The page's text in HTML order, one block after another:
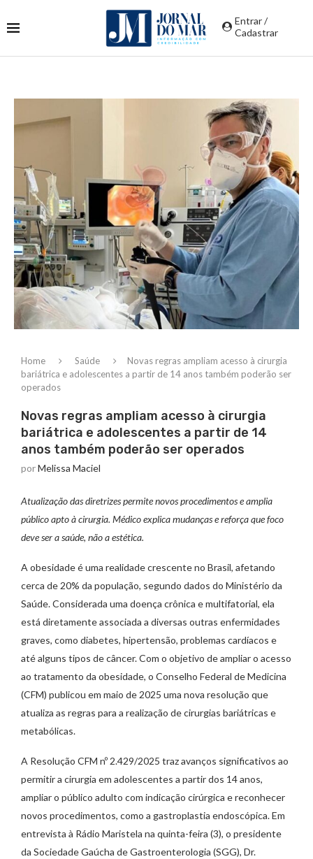
Entrar /
Cadastrar
Home Saúde
Novas regras ampliam acesso à cirurgia
bariátrica e adolescentes a partir de 14 anos também poderão ser
operados
Novas regras ampliam acesso à cirurgia
bariátrica e adolescentes a partir de 14
anos também poderão ser operados
porMelissa Maciel
Atualização das diretrizes permite novos procedimentos e amplia
público apto à cirurgia. Médico explica mudanças e reforça que foco
deve ser a saúde, não a estética.
A obesidade é uma realidade crescente no Brasil, afetando
cerca de 20% da população, segundo dados do Ministério da
Saúde. Considerada uma doença crônica e multifatorial, ela
está diretamente associada a diversas outras enfermidades
graves, como diabetes, hipertensão, problemas cardíacos e
até alguns tipos de câncer. Com o objetivo de ampliar o acesso
ao tratamento da obesidade, o Conselho Federal de Medicina
(CFM) publicou em maio de 2025 uma nova resolução que
atualiza as regras para a realização de cirurgias bariátricas e
metabólicas.
A Resolução CFM nº 2.429/2025 traz avanços significativos ao
permitir a cirurgia em adolescentes a partir dos 14 anos,
ampliar o público adulto com indicação cirúrgica e reconhecer
novos procedimentos, como a gastroplastia endoscópica. Em
entrevista à Rádio Maristela na quinta-feira (3), o presidente
da Sociedade Gaúcha de Gastroenterologia (SGG), Dr.